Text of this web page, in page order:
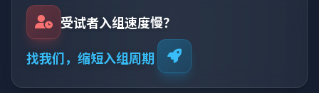
受试者入组速度慢？
找我们，缩短入组周期